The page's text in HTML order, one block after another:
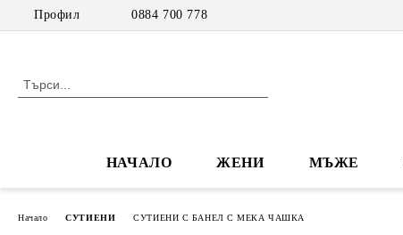
Профил 0884 700 778
НАЧАЛО ЖЕНИ МЪЖЕ
Начало СУТИЕНИ СУТИЕНИ С БАНЕЛ С МЕКА ЧАШКА